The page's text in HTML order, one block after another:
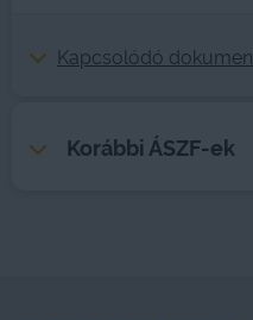
Kapcsolódó
Korábbi ÁSZF-ek